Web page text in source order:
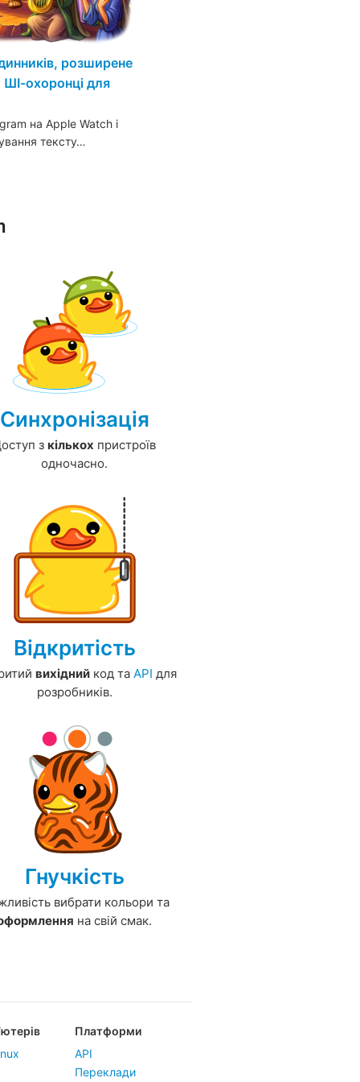
розширене
охоронці для
на Apple Watch і
тексту…
Синхронізація
з кількох пристроїв
одночасно.
Відкритість
вихіднийкод та API для
розробників.
Гнучкість
вибрати кольори та
на свій смак.
Платформи
API
Переклади